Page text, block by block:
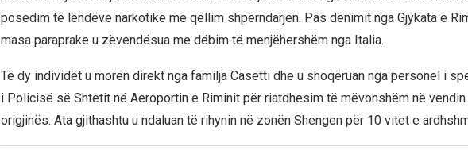
posedim të lëndëve narkotike me qëllim shpërndarjen. Pas dënimit nga Gjykata e
masa paraprake u zëvendësua me dëbim të menjëhershëm nga Italia.
Të dy individët u morën direkt nga familja Casetti dhe u shoqëruan nga personel i
i Policisë së Shtetit në Aeroportin e Riminit për riatdhesim të mëvonshëm në
origjinës. Ata gjithashtu u ndaluan të rihynin në zonën Shengen për 10 vitet e